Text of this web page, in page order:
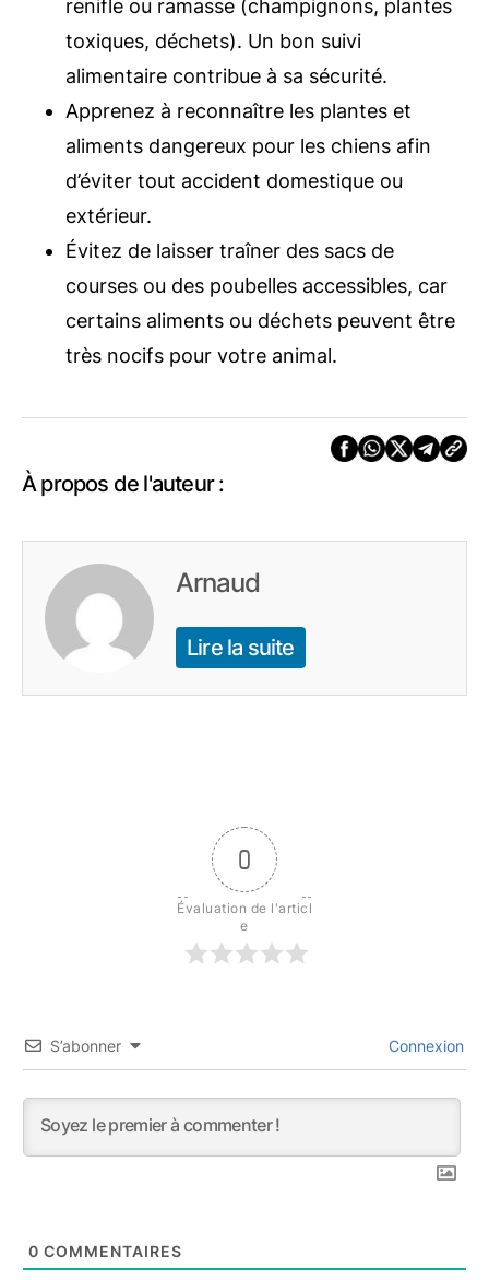
renifle ou ramasse (champignons, plantes
toxiques, déchets). Un bon suivi
alimentaire contribue à sa sécurité.
Apprenez à reconnaître les plantes et
aliments dangereux pour les chiens afin
d’éviter tout accident domestique ou
extérieur.
Évitez de laisser traîner des sacs de
courses ou des poubelles accessibles, car
certains aliments ou déchets peuvent être
très nocifs pour votre animal.
À propos de l'auteur :
Arnaud
Lire la suite
0
Évaluation de l'articl
e
S’abonner Connexion
0 COMMENTAIRES